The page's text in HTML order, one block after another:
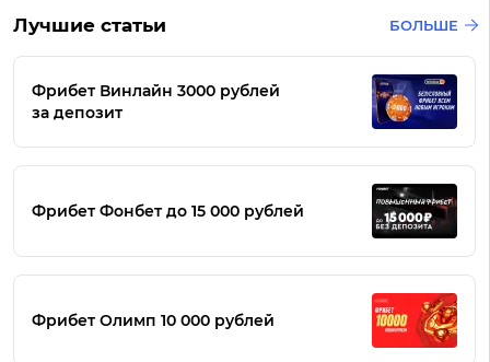
Лучшие статьи БОЛЬШЕ
Фрибет Винлайн 3000 рублей
за депозит
Фрибет Фонбет до 15 000 рублей
Фрибет Олимп 10 000 рублей